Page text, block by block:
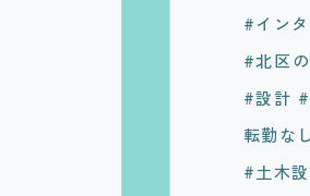
#イン
#北区
#設計
転勤なし
#土木